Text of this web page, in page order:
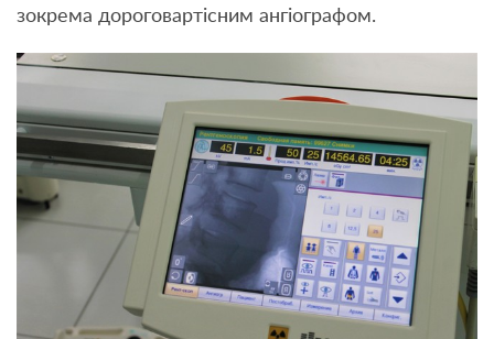
зокрема дороговартісним ангіографом.